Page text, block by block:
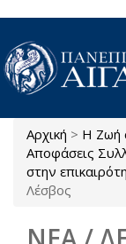
Παράκαμψη προς το
Είστε
Αρχική > Η Ζωή
Αποφάσεις
στην
Λέσβος